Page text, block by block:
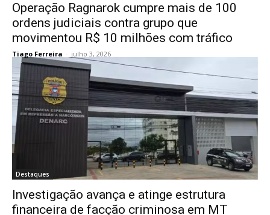
Operação Ragnarok cumpre mais de 100
ordens judiciais contra grupo que
movimentou R$ 10 milhões com tráfico
Tiago Ferreira - julho 3, 2026
Destaques
Investigação avança e atinge estrutura
financeira de facção criminosa em MT